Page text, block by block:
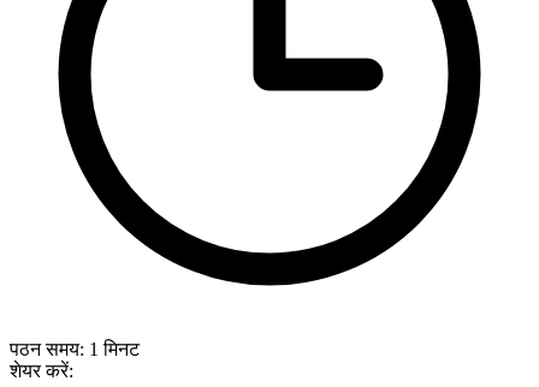
पठन समय: 1 मिनट
शेयर करें: